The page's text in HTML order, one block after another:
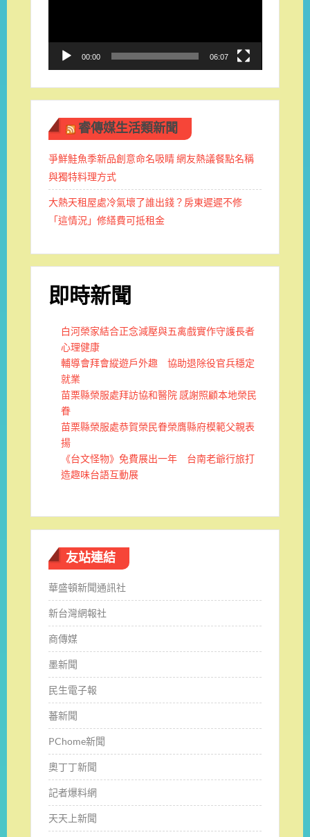
00:00 06:07
睿傳媒生活類新聞
爭鮮鮭魚季新品創意命名吸睛 網友熱議餐點名稱
與獨特料理方式
大熱天租屋處冷氣壞了誰出錢？房東遲遲不修
「這情況」修繕費可抵租金
即時新聞
白河榮家結合正念減壓與五禽戲實作守護長者
心理健康
輔導會拜會縱遊戶外趣 協助退除役官兵穩定
就業
苗栗縣榮服處拜訪協和醫院 感謝照顧本地榮民
眷
苗栗縣榮服處恭賀榮民眷榮膺縣府模範父親表
揚
《台文怪物》免費展出一年 台南老爺行旅打
造趣味台語互動展
友站連結
華盛頓新聞通訊社
新台灣網報社
商傳媒
墨新聞
民生電子報
蕃新聞
PChome新聞
奧丁丁新聞
記者爆料網
天天上新聞